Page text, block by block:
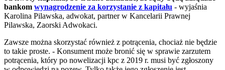
bankom wynagrodzenie za korzystanie z kapitału - wyjaśnia
Karolina Pilawska, adwokat, partner w Kancelarii Prawnej
Pilawska, Zaorski Adwokaci.
Zawsze można skorzystać również z potrącenia, chociaż nie będzie
to takie proste. - Konsument może bronić się w sprawie zarzutem
potrącenia, który po nowelizacji kpc z 2019 r. musi być zgłoszony